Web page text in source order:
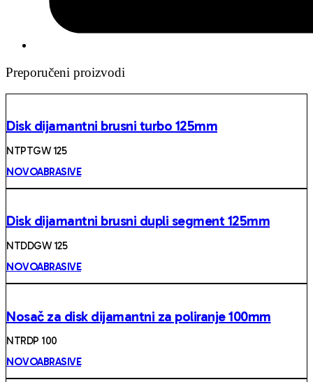
Preporučeni proizvodi
Disk dijamantni brusni turbo 125mm
NTPTGW 125
NOVOABRASIVE
Disk dijamantni brusni dupli segment 125mm
NTDDGW 125
NOVOABRASIVE
Nosač za disk dijamantni za poliranje 100mm
NTRDP 100
NOVOABRASIVE